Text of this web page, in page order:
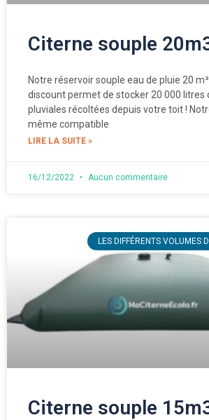
Citerne souple
Notre réservoir souple eau de pluie 20
discount permet de stocker 20 000 litres
pluviales récoltées depuis votre toit !
même compatible
LIRE LA SUITE »
16/12/2022 Aucun commentaire
LES DIFFÉRENTS VOLUMES
Citerne souple